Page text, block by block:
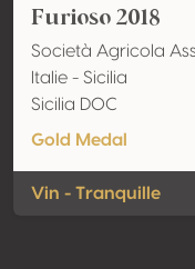
Furioso 2018
Società Agricola
Italie - Sicilia
Sicilia DOC
Gold Medal
Vin - Tranquille